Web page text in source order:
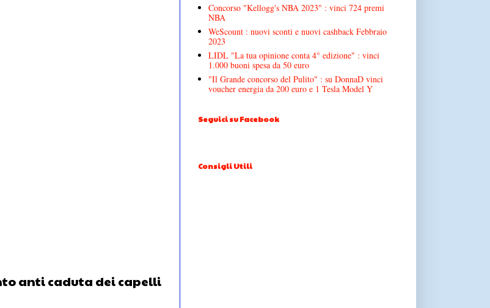
anti caduta dei capelli
Concorso "Kellogg's NBA 2023" : vinci 724 premi
NBA
WeScount : nuovi sconti e nuovi cashback Febbraio
2023
LIDL "La tua opinione conta 4° edizione" : vinci
1.000 buoni spesa da 50 euro
"Il Grande concorso del Pulito" : su DonnaD vinci
voucher energia da 200 euro e 1 Tesla Model Y
Seguici su Facebook
Consigli Utili